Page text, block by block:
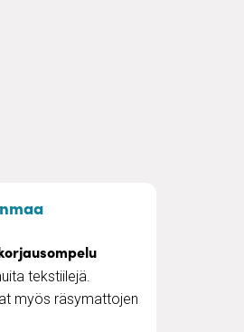
– Vaatteiden ja
tekstiilejä.
myös räsymattojen